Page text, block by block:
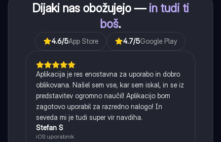
Dijaki nas obožujejo — in tudi ti
boš.
4.6/5App Store 4.7/5Google Play
Aplikacija je res enostavna za uporabo in dobro
oblikovana. Našel sem vse, kar sem iskal, in se iz
predstavitev ogromno naučil! Aplikacijo bom
zagotovo uporabil za razredno nalogo! In
seveda mi je tudi super vir navdiha.
Stefan S
iOS uporabnik